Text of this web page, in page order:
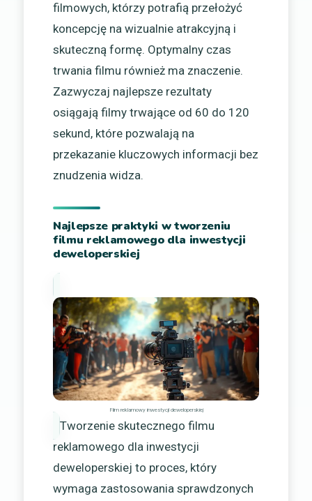
filmowych, którzy potrafią przełożyć
koncepcję na wizualnie atrakcyjną i
skuteczną formę. Optymalny czas
trwania filmu również ma znaczenie.
Zazwyczaj najlepsze rezultaty
osiągają filmy trwające od 60 do 120
sekund, które pozwalają na
przekazanie kluczowych informacji bez
znudzenia widza.
Najlepsze praktyki w tworzeniu
filmu reklamowego dla inwestycji
deweloperskiej
Film reklamowy inwestycji deweloperskiej
Tworzenie skutecznego filmu
reklamowego dla inwestycji
deweloperskiej to proces, który
wymaga zastosowania sprawdzonych